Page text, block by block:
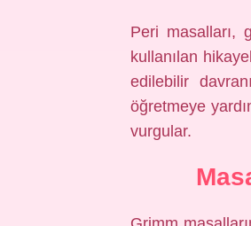
Peri masalları,
kullanılan
edilebilir
öğretmeye
vurgular.